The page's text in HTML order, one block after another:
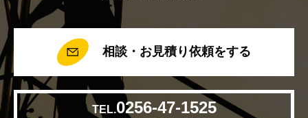
相談・お見積り依頼をする
TEL.0256-47-1525